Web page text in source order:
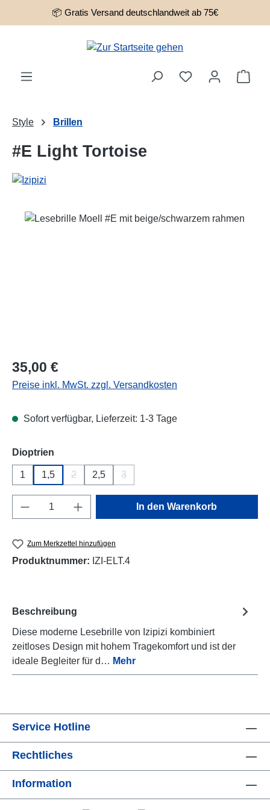
Zum Hauptinhalt springen
📦 Gratis Versand deutschlandweit ab 75€
Style Brillen
#E Light Tortoise
Bildergalerie überspringen
Regulärer Preis:
35,00 €
Preise inkl. MwSt. zzgl. Versandkosten
Sofort verfügbar, Lieferzeit: 1-3 Tage
Dioptrien
1 1,5 2
(Diese Option ist zurzeit nicht verfügbar.)
2,5 3
Produkt Anzahl: Gib den gewünschten
In den Warenkorb
Zum Merkzettel hinzufügen
Produktnummer: IZI-ELT.4
Beschreibung
Diese moderne Lesebrille von Izipizi kombiniert
zeitloses Design mit hohem Tragekomfort und ist der
ideale Begleiter für d… Mehr
Service Hotline
Rechtliches
Information